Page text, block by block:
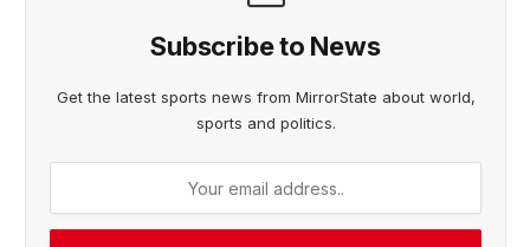
Subscribe to News
Get the latest sports news from MirrorState about world,
sports and politics.